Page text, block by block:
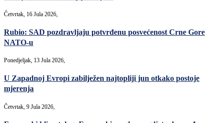
Četvrtak, 16 Jula 2026,
Rubio: SAD pozdravljaju potvrđenu posvećenost Crne Gore
NATO-u
Ponedjeljak, 13 Jula 2026,
U Zapadnoj Evropi zabilježen najtopliji jun otkako postoje
mjerenja
Četvrtak, 9 Jula 2026,